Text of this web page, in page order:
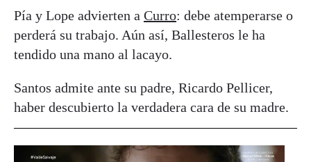
Pía y Lope advierten a Curro: debe atemperarse o
perderá su trabajo. Aún así, Ballesteros le ha
tendido una mano al lacayo.
Santos admite ante su padre, Ricardo Pellicer,
haber descubierto la verdadera cara de su madre.